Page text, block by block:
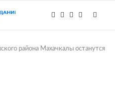
района Махачкалы останутся